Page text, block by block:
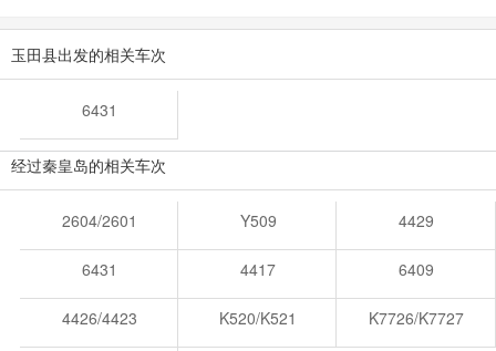
玉田县出发的相关车次
6431
经过秦皇岛的相关车次
2604/2601 Y509 4429
6431 4417 6409
4426/4423 K520/K521 K7726/K7727